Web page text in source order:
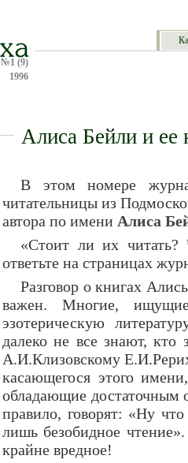
№1 (9)
1996
Алиса Бейли и ее
В этом номере
читательницы из
автора по имени Алиса
«Стоит ли их
ответьте на страницах
Разговор о книгах
важен. Многие,
эзотерическую
далеко не все знают,
А.И.Клизовскому
касающегося этого
обладающие достаточным
правило, говорят: «Ну
лишь безобидное
крайне вредное!